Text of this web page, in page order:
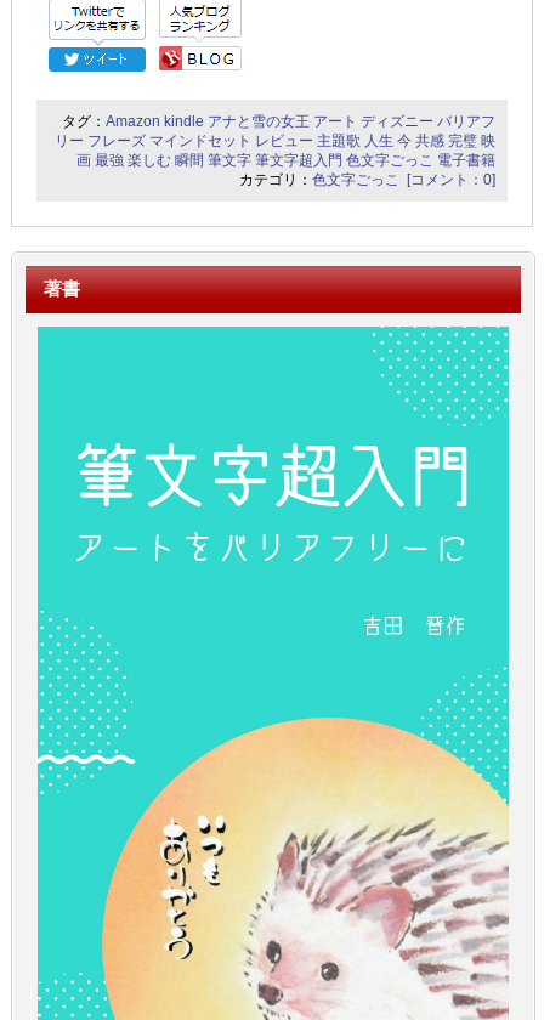
タグ：Amazon kindle アナと雪の女王 アート ディズニー バリアフ
リー フレーズ マインドセット レビュー 主題歌 人生 今 共感 完璧 映
画 最強 楽しむ 瞬間 筆文字 筆文字超入門 色文字ごっこ 電子書籍
カテゴリ：色文字ごっこ [コメント：0]
著書